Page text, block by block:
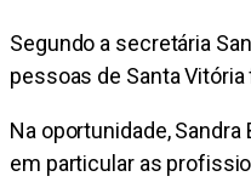
Segundo a secretária
pessoas de Santa
Na oportunidade,
em particular as